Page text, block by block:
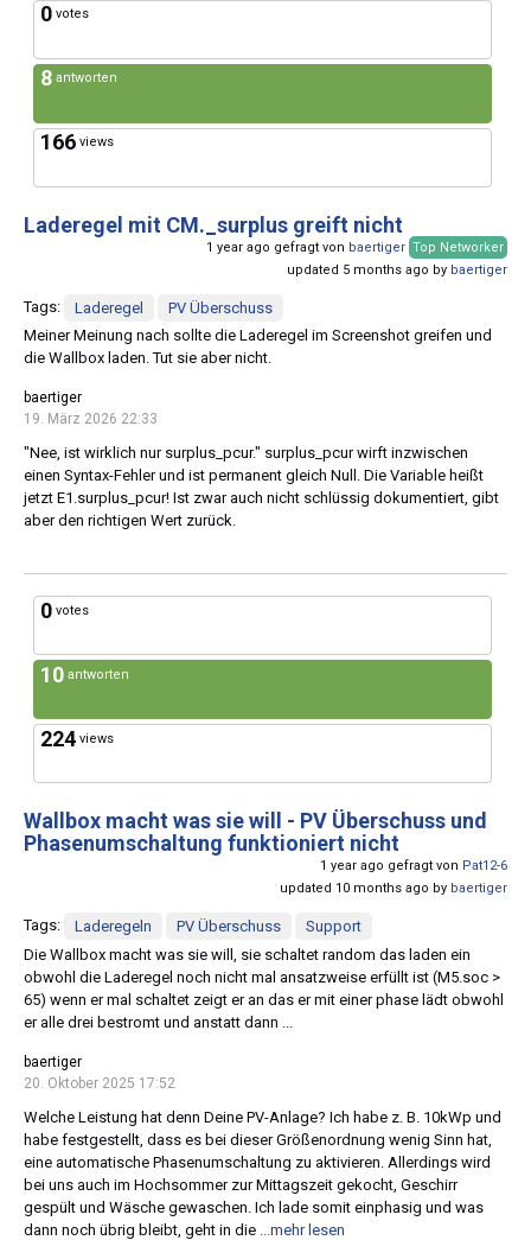
0 votes
8 antworten
166 views
Laderegel mit CM._surplus greift nicht
1 year ago gefragt von baertiger Top Networker
updated 5 months ago by baertiger
Tags: Laderegel
PV Überschuss
Meiner Meinung nach sollte die Laderegel im Screenshot greifen und
die Wallbox laden. Tut sie aber nicht.
baertiger
19. März 2026 22:33
"Nee, ist wirklich nur surplus_pcur." surplus_pcur wirft inzwischen
einen Syntax-Fehler und ist permanent gleich Null. Die Variable heißt
jetzt E1.surplus_pcur! Ist zwar auch nicht schlüssig dokumentiert, gibt
aber den richtigen Wert zurück.
0 votes
10 antworten
224 views
Wallbox macht was sie will - PV Überschuss und
Phasenumschaltung funktioniert nicht
1 year ago gefragt von Pat12-6
updated 10 months ago by baertiger
Tags: Laderegeln PV Überschuss
Support
Die Wallbox macht was sie will, sie schaltet random das laden ein
obwohl die Laderegel noch nicht mal ansatzweise erfüllt ist (M5.soc >
65) wenn er mal schaltet zeigt er an das er mit einer phase lädt obwohl
er alle drei bestromt und anstatt dann ...
baertiger
20. Oktober 2025 17:52
Welche Leistung hat denn Deine PV-Anlage? Ich habe z. B. 10kWp und
habe festgestellt, dass es bei dieser Größenordnung wenig Sinn hat,
eine automatische Phasenumschaltung zu aktivieren. Allerdings wird
bei uns auch im Hochsommer zur Mittagszeit gekocht, Geschirr
gespült und Wäsche gewaschen. Ich lade somit einphasig und was
dann noch übrig bleibt, geht in die
...mehr lesen